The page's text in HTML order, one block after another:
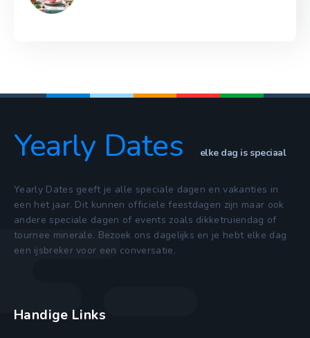
Yearly Dates elke dag is speciaal
Yearly Dates geeft je alle speciale dagen en vakanties in
een het jaar. Dit kunnen officiele feestdagen zijn maar ook
andere speciale dagen of events zoals dikketruiendag of
tournee minerale. Bezoek ons dagelijks en je hebt elke dag
een ijsbreker voor een conversatie.
Handige Links